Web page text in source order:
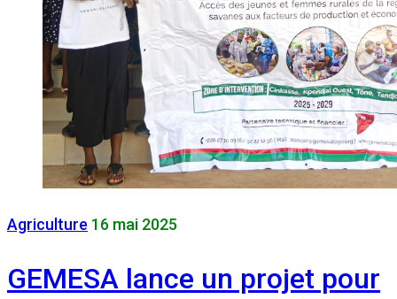
Agriculture 16 mai 2025
GEMESA lance un projet pour